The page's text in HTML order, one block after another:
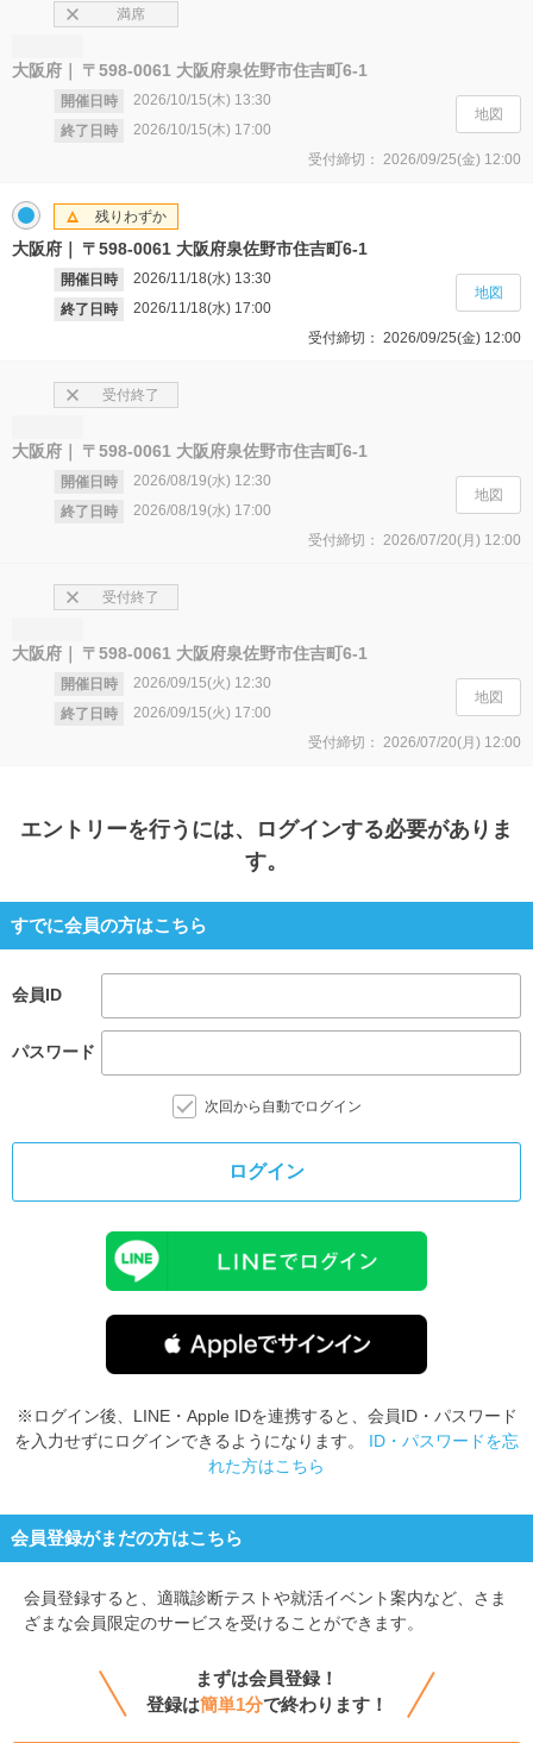
大阪府 〒598-0061 大阪府泉佐野市住吉町6-1
開催日時 2026/10/15(木) 13:30
終了日時
2026/10/15(木) 17:00
満席
受付締切： 2026/09/25(金) 12:00
地図
大阪府 〒598-0061 大阪府泉佐野市住吉町6-1
開催日時 2026/11/18(水) 13:30
終了日時
2026/11/18(水) 17:00
残りわずか
受付締切： 2026/09/25(金) 12:00
地図
大阪府 〒598-0061 大阪府泉佐野市住吉町6-1
開催日時 2026/08/19(水) 12:30
終了日時
2026/08/19(水) 17:00
受付終了
受付締切： 2026/07/20(月) 12:00
地図
大阪府 〒598-0061 大阪府泉佐野市住吉町6-1
開催日時 2026/09/15(火) 12:30
終了日時
2026/09/15(火) 17:00
受付終了
受付締切： 2026/07/20(月) 12:00
地図
エントリーを行うには、ログインする必要がありま
す。
すでに会員の方はこちら
会員ID
パスワード
次回から自動でログイン
ログイン
※ログイン後、LINE・Apple IDを連携すると、会員ID・パスワード
を入力せずにログインできるようになります。 ID・パスワードを忘
れた方はこちら
会員登録がまだの方はこちら
会員登録すると、 適職診断テストや就活イベント案内など、さま
ざまな会員限定のサービスを受けることができます。
まずは会員登録！
登録は簡単1分で終わります！